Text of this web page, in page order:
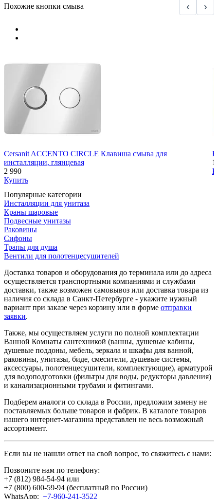
Похожие кнопки смыва ‹ ›
Cersanit ACCENTO CIRCLE Клавиша смыва для
инсталляции, глянцевая
2 990
Купить
Популярные категории
Инсталляции для унитаза
Краны шаровые
Подвесные унитазы
Раковины
Сифоны
Трапы для душа
Вентили для полотенцесушителей
Доставка товаров и оборудования до терминала или до адреса
осуществляется транспортными компаниями и службами
доставки, также возможен самовывоз или доставка товара из
наличия со склада в Санкт-Петербурге - укажите нужный
вариант при заказе через корзину или в форме отправки
заявки.
Также, мы осуществляем услуги по полной комплектации
Ванной Комнаты сантехникой (ванны, душевые кабины,
душевые поддоны, мебель, зеркала и шкафы для ванной,
раковины, унитазы, биде, смесители, душевые системы,
аксессуары, полотенцесушители, комплектующие), арматурой
для водоподготовки (фильтры для воды, редукторы давления)
и канализационными трубами и фитингами.
Подберем аналоги со склада в России, предложим замену не
поставляемых больше товаров и фабрик. В каталоге товаров
нашего интернет-магазина представлен не весь возможный
ассортимент.
Если вы не нашли ответ на свой вопрос, то свяжитесь с нами:
Позвоните нам по телефону:
+7 (812) 984-54-94 или
+7 (800) 600-59-94 (бесплатный по России)
WhatsApp: +7-960-241-3522